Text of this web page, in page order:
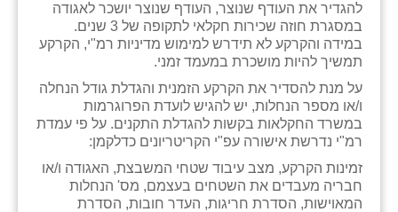
להגדיר את העודף שנוצר, העודף שנוצר יושכר לאגודה
במסגרת חוזה שכירות חקלאי לתקופה של 3 שנים.
במידה והקרקע לא תידרש למימוש מדיניות רמ"י, הקרקע
תמשיך להיות מושכרת במעמד זמני.
על מנת להסדיר את הקרקע הזמנית והגדלת גודל הנחלה
ו/או מספר הנחלות, יש להגיש לועדת הפרוגרמות
במשרד החקלאות בקשות להגדלת התקנים. על פי עמדת
רמ"י נדרשת אישורה עפ"י הקריטריונים כדלקמן:
זמינות הקרקע, מצב עיבוד שטחי המשבצת, האגודה ו/או
חבריה מעבדים את השטחים בעצמם, מס' הנחלות
המאוישות, הסדרת חריגות, העדר חובות, הסדרת
שבי ציון
שדה ורבורג
שדה צבי
שדמה
תלמי יוסף